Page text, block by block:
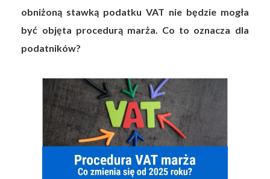
obniżoną stawką podatku VAT nie będzie mogła
być objęta procedurą marża. Co to oznacza dla
podatników?